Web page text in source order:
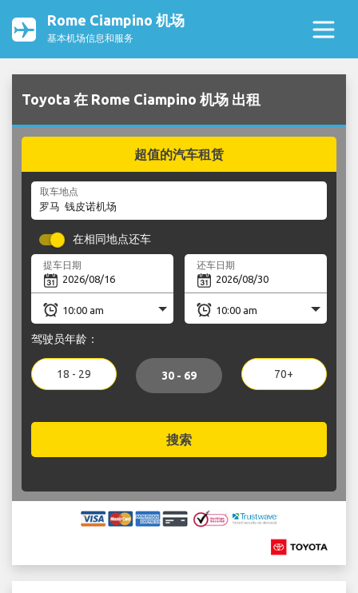
Rome Ciampino 机场
基本机场信息和服务
Toyota 在 Rome Ciampino 机场 出租
超值的汽车租赁
取车地点
在相同地点还车
提车日期 还车日期
驾驶员年龄：
18 - 29 30 - 69 70+
搜索